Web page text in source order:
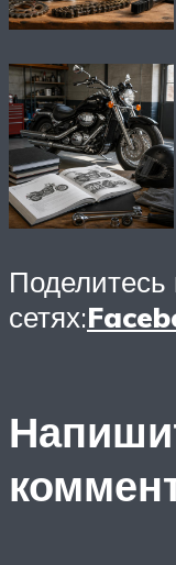
сетях: